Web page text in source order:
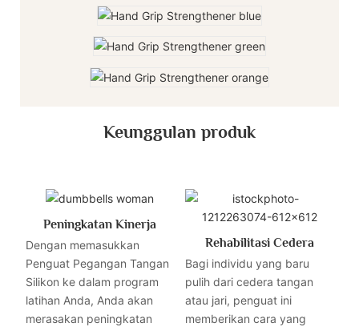
Keunggulan produk
Peningkatan Kinerja
Dengan memasukkan
Penguat Pegangan Tangan
Silikon ke dalam program
latihan Anda, Anda akan
merasakan peningkatan
Rehabilitasi Cedera
Bagi individu yang baru
pulih dari cedera tangan
atau jari, penguat ini
memberikan cara yang